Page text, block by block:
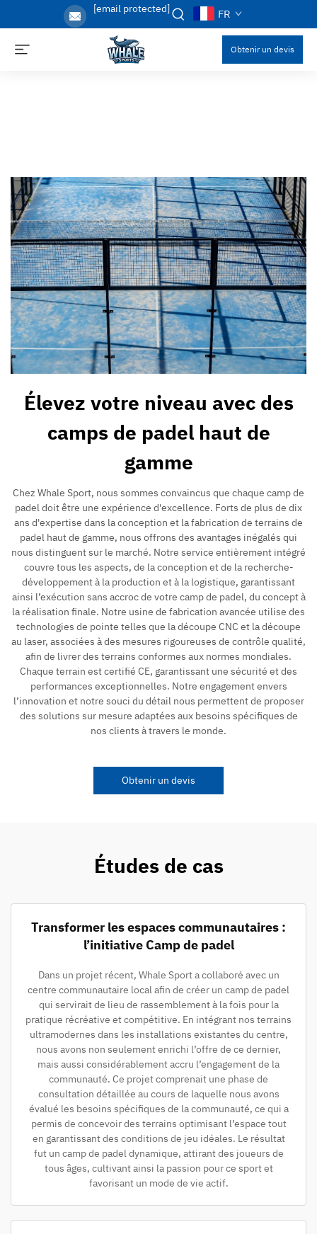
[email protected] FR
Obtenir un devis
Élevez votre niveau avec des
camps de padel haut de
gamme
Chez Whale Sport, nous sommes convaincus que chaque camp de
padel doit être une expérience d'excellence. Forts de plus de dix
ans d'expertise dans la conception et la fabrication de terrains de
padel haut de gamme, nous offrons des avantages inégalés qui
nous distinguent sur le marché. Notre service entièrement intégré
couvre tous les aspects, de la conception et de la recherche-
développement à la production et à la logistique, garantissant
ainsi l’exécution sans accroc de votre camp de padel, du concept à
la réalisation finale. Notre usine de fabrication avancée utilise des
technologies de pointe telles que la découpe CNC et la découpe
au laser, associées à des mesures rigoureuses de contrôle qualité,
afin de livrer des terrains conformes aux normes mondiales.
Chaque terrain est certifié CE, garantissant une sécurité et des
performances exceptionnelles. Notre engagement envers
l’innovation et notre souci du détail nous permettent de proposer
des solutions sur mesure adaptées aux besoins spécifiques de
nos clients à travers le monde.
Obtenir un devis
Études de cas
Transformer les espaces communautaires :
l’initiative Camp de padel
Dans un projet récent, Whale Sport a collaboré avec un
centre communautaire local afin de créer un camp de padel
qui servirait de lieu de rassemblement à la fois pour la
pratique récréative et compétitive. En intégrant nos terrains
ultramodernes dans les installations existantes du centre,
nous avons non seulement enrichi l’offre de ce dernier,
mais aussi considérablement accru l’engagement de la
communauté. Ce projet comprenait une phase de
consultation détaillée au cours de laquelle nous avons
évalué les besoins spécifiques de la communauté, ce qui a
permis de concevoir des terrains optimisant l’espace tout
en garantissant des conditions de jeu idéales. Le résultat
fut un camp de padel dynamique, attirant des joueurs de
tous âges, cultivant ainsi la passion pour ce sport et
favorisant un mode de vie actif.